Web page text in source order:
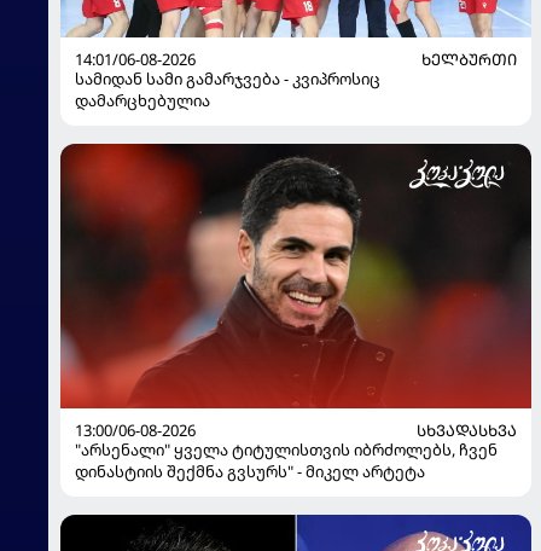
14:01/06-08-2026
ᲮᲔᲚᲑᲣᲠᲗᲘ
სამიდან სამი გამარჯვება - კვიპროსიც
დამარცხებულია
13:00/06-08-2026
ᲡᲮᲕᲐᲓᲐᲡᲮᲕᲐ
"არსენალი" ყველა ტიტულისთვის იბრძოლებს, ჩვენ
დინასტიის შექმნა გვსურს" - მიკელ არტეტა